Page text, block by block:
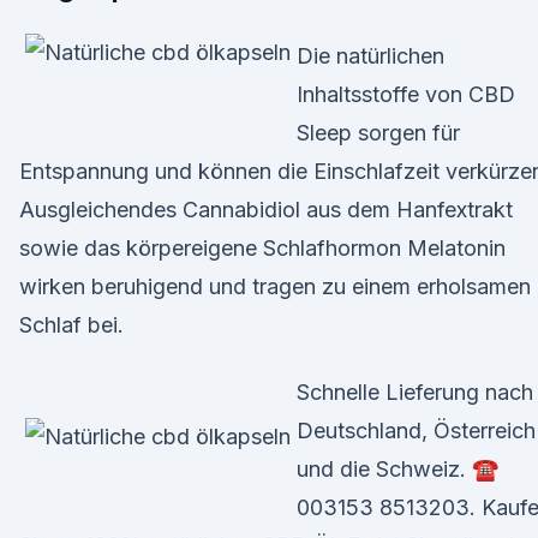
Die natürlichen
Inhaltsstoffe von CBD
Sleep sorgen für
Entspannung und können die Einschlafzeit
Ausgleichendes Cannabidiol aus dem Hanfextrakt
sowie das körpereigene Schlafhormon Melatonin
wirken beruhigend und tragen zu einem erholsamen
Schlaf bei.
Schnelle Lieferung nach
Deutschland, Österreich
und die Schweiz. ☎
003153 8513203.